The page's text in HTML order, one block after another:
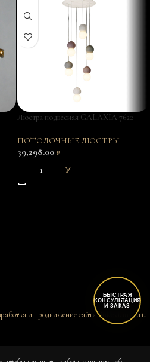
Люстра подвесная GALAXIA 7622
ПОТОЛОЧНЫЕ ЛЮСТРЫ
39,298.00 ₽
В КОРЗИНУ
и продвижение сайта Bukovkin-it.ru
БЫСТРАЯ
КОНСУЛЬТАЦИЯ
И ЗАКАЗ